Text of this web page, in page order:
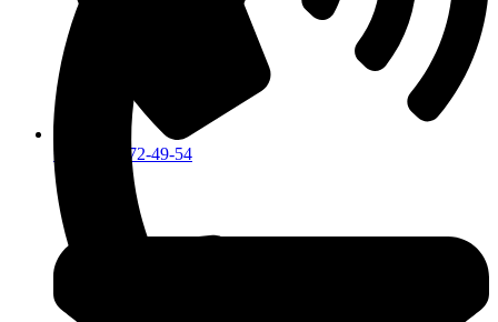
+7 (913) 672-49-54